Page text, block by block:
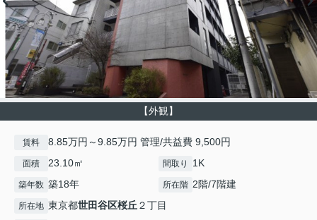
【外観】
賃料 8.85万円～9.85万円 管理/共益費 9,500円
面積 23.10㎡ 間取り 1K
築年数 築18年 所在階 2階/7階建
所在地 東京都世田谷区桜丘２丁目